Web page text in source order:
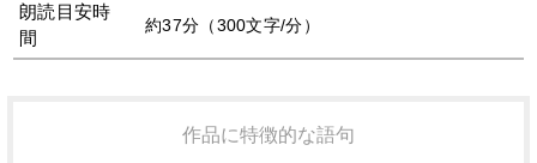
朗読目安時
間
約37分（300文字/分）
作品に特徴的な語句